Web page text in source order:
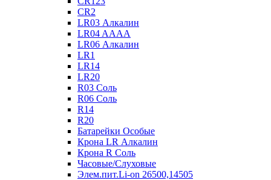
CR2
LR03 Алкалин
LR04 AAAA
LR06 Алкалин
LR1
LR14
LR20
R03 Соль
R06 Соль
R14
R20
Батарейки Особые
Крона LR Алкалин
Крона R Соль
Часовые/Слуховые
Элем.пит.Li-on 26500,14505